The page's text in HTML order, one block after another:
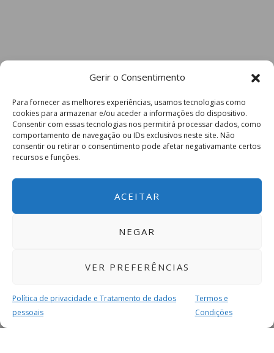
Gerir o Consentimento
Para fornecer as melhores experiências, usamos tecnologias como
cookies para armazenar e/ou aceder a informações do dispositivo.
Consentir com essas tecnologias nos permitirá processar dados, como
comportamento de navegação ou IDs exclusivos neste site. Não
consentir ou retirar o consentimento pode afetar negativamante certos
recursos e funções.
ACEITAR
NEGAR
VER PREFERÊNCIAS
Política de privacidade e Tratamento de dados
pessoais
Termos e
Condições